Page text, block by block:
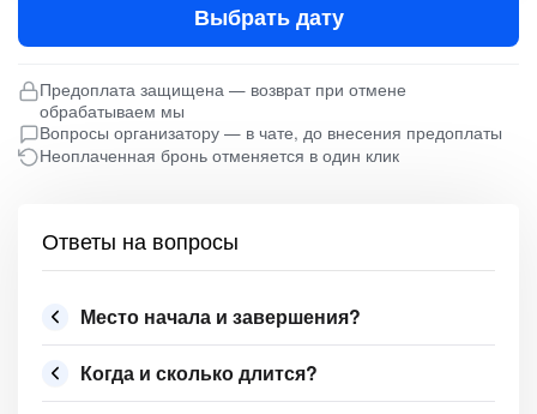
Выбрать дату
Предоплата защищена — возврат при отмене
обрабатываем мы
Вопросы организатору — в чате, до внесения предоплаты
Неоплаченная бронь отменяется в один клик
Ответы на вопросы
Место начала и завершения?
Когда и сколько длится?